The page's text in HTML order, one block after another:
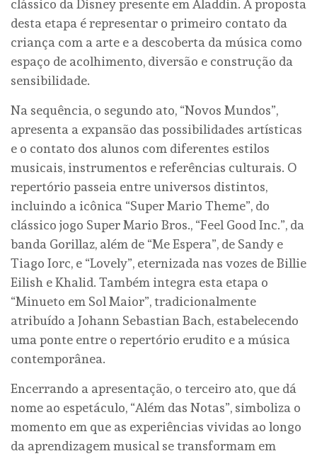
clássico da Disney presente em Aladdin. A proposta
desta etapa é representar o primeiro contato da
criança com a arte e a descoberta da música como
espaço de acolhimento, diversão e construção da
sensibilidade.
Na sequência, o segundo ato, “Novos Mundos”,
apresenta a expansão das possibilidades artísticas
e o contato dos alunos com diferentes estilos
musicais, instrumentos e referências culturais. O
repertório passeia entre universos distintos,
incluindo a icônica “Super Mario Theme”, do
clássico jogo Super Mario Bros., “Feel Good Inc.”, da
banda Gorillaz, além de “Me Espera”, de Sandy e
Tiago Iorc, e “Lovely”, eternizada nas vozes de Billie
Eilish e Khalid. Também integra esta etapa o
“Minueto em Sol Maior”, tradicionalmente
atribuído a Johann Sebastian Bach, estabelecendo
uma ponte entre o repertório erudito e a música
contemporânea.
Encerrando a apresentação, o terceiro ato, que dá
nome ao espetáculo, “Além das Notas”, simboliza o
momento em que as experiências vividas ao longo
da aprendizagem musical se transformam em